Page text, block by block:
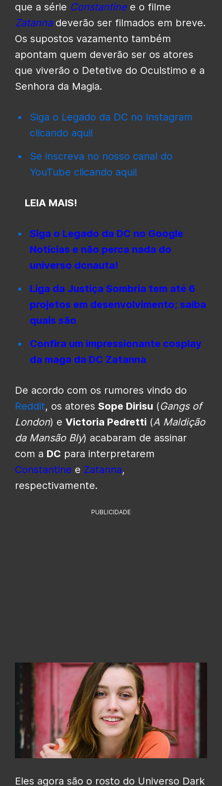
que a série Constantinee o filme
Zatanna deverão ser filmados em breve.
Os supostos vazamento também
apontam quem deverão ser os atores
que viverão o Detetive do Oculstimo e a
Senhora da Magia.
Siga o Legado da DC no Instagram
clicando aqui!
Se inscreva no nosso canal do
YouTube clicando aqui!
LEIA MAIS!
Siga o Legado da DC no Google
Notícias e não perca nada do
universo dcnauta!
Liga da Justiça Sombria tem até 6
projetos em desenvolvimento; saiba
quais são
Confira um impressionante cosplay
da maga da DC Zatanna
De acordo com os rumores vindo do
Reddit, os atores Sope Dirisu (Gangs of
London) e Victoria Pedretti (A Maldição
da Mansão Bly) acabaram de assinar
com a DC para interpretarem
Constantine e Zatanna,
respectivamente.
PUBLICIDADE
Eles agora são o rosto do Universo Dark